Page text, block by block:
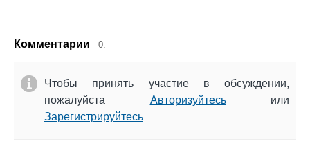
Комментарии 0.
Чтобы принять участие в обсуждении,
пожалуйста Авторизуйтесьили
Зарегистрируйтесь